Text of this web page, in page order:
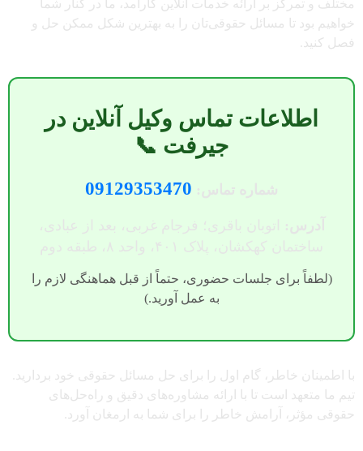
مختلف و تمرکز بر ارائه خدمات آنلاین کارآمد، ما در کنار شما
خواهیم بود تا مسائل حقوقی‌تان را به بهترین شکل ممکن حل و
فصل کنید.
اطلاعات تماس وکیل آنلاین در
جیرفت 📞
شماره تماس: 09129353470
آدرس:
اتوبان باقری؛ فرجام غربی، بعد از عبادی،
ساختمان کهکشان، پلاک ۴۰۱، واحد ۸، طبقه دوم
(لطفاً برای جلسات حضوری، حتماً از قبل هماهنگی لازم را
به عمل آورید.)
با اطمینان خاطر، گام اول را برای حل مسائل حقوقی خود بردارید.
تیم ما متعهد است تا با ارائه مشاوره‌های دقیق و راه‌حل‌های
حقوقی مؤثر، آرامش خاطر را برای شما به ارمغان آورد.